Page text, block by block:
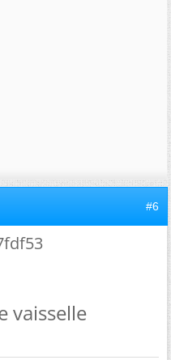
#6
vaisselle